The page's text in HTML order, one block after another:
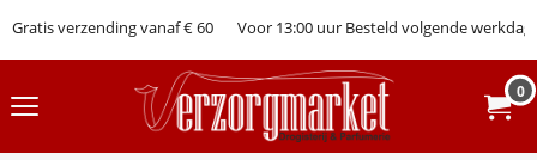
Gratis verzending vanaf € 60 Voor 13:00 uur Besteld volgende werkdag
0